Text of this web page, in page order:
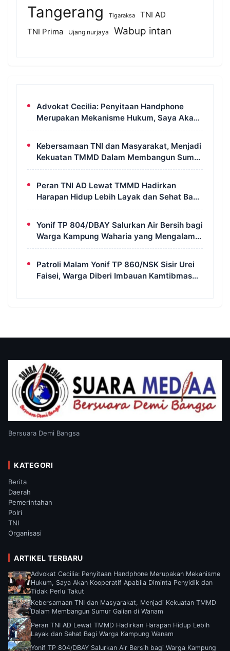
Tangerang Tigaraksa
TNI AD
TNI Prima
Ujang nurjaya Wabup intan
Advokat Cecilia: Penyitaan Handphone
Merupakan Mekanisme Hukum, Saya Akan
Kooperatif Apabila Diminta Penyidik dan
Kebersamaan TNI dan Masyarakat, Menjadi
Kekuatan TMMD Dalam Membangun Sumur
Galian di Wanam
Peran TNI AD Lewat TMMD Hadirkan
Harapan Hidup Lebih Layak dan Sehat Bagi
Warga Kampung Wanam
Yonif TP 804/DBAY Salurkan Air Bersih bagi
Warga Kampung Waharia yang Mengalami
Krisis Air
Patroli Malam Yonif TP 860/NSK Sisir Urei
Faisei, Warga Diberi Imbauan Kamtibmas
Bersuara Demi Bangsa
KATEGORI
Berita
Daerah
Pemerintahan
Polri
TNI
Organisasi
ARTIKEL TERBARU
Advokat Cecilia: Penyitaan Handphone Merupakan Mekanisme
Hukum, Saya Akan Kooperatif Apabila Diminta Penyidik dan
Tidak Perlu Takut
Kebersamaan TNI dan Masyarakat, Menjadi Kekuatan TMMD
Dalam Membangun Sumur Galian di Wanam
Peran TNI AD Lewat TMMD Hadirkan Harapan Hidup Lebih
Layak dan Sehat Bagi Warga Kampung Wanam
Yonif TP 804/DBAY Salurkan Air Bersih bagi Warga Kampung